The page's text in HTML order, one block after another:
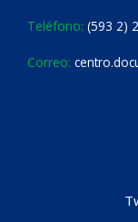
Teléfono: (593 2)
Correo: